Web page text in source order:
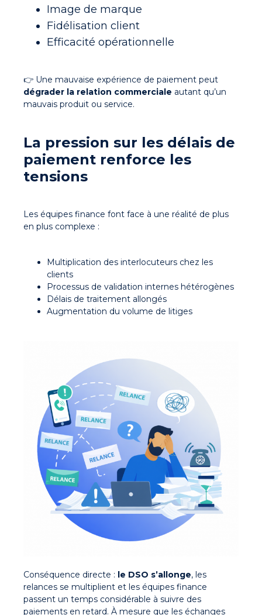
Image de marque
Fidélisation client
Efficacité opérationnelle
👉 Une mauvaise expérience de paiement peut
dégrader la relation commerciale autant qu’un
mauvais produit ou service.
La pression sur les délais de
paiement renforce les
tensions
Les équipes finance font face à une réalité de plus
en plus complexe :
Multiplication des interlocuteurs chez les
clients
Processus de validation internes hétérogènes
Délais de traitement allongés
Augmentation du volume de litiges
Conséquence directe : le DSO s’allonge, les
relances se multiplient et les équipes finance
passent un temps considérable à suivre des
paiements en retard. À mesure que les échanges